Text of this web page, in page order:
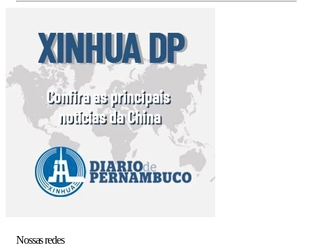
Nossas redes